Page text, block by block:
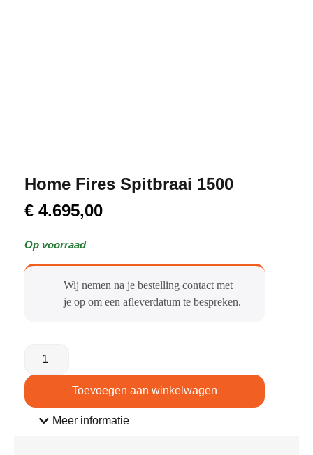
Home Fires Spitbraai 1500
€ 4.695,00
Op voorraad
Wij nemen na je bestelling contact met
je op om een afleverdatum te bespreken.
Toevoegen aan winkelwagen
Meer informatie